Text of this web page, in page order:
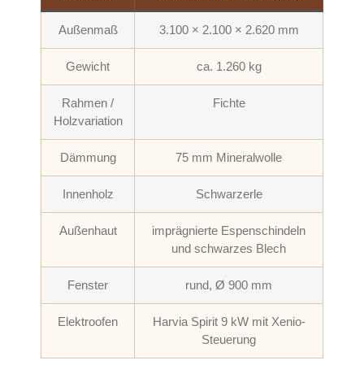
Außenmaß 3.100 × 2.100 × 2.620 mm
Gewicht ca. 1.260 kg
Rahmen /
Holzvariation
Fichte
Dämmung 75 mm Mineralwolle
Innenholz Schwarzerle
Außenhaut
imprägnierte Espenschindeln
und schwarzes Blech
Fenster rund, Ø 900 mm
Elektroofen
Harvia Spirit 9 kW mit Xenio-
Steuerung